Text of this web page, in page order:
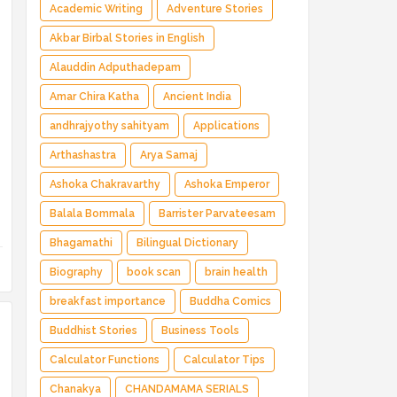
Magical Adventure ✅ Indian Fantasy ✅
Enchanted Kingdom ✅ Heroic Quest ✅ Fairy
Tale
Academic Writing Adventure Stories
Akbar Birbal Stories in English
Alauddin Adputhadepam
Amar Chira Katha Ancient India
andhrajyothy sahityam Applications
Arthashastra Arya Samaj
Ashoka Chakravarthy Ashoka Emperor
Balala Bommala Barrister Parvateesam
Bhagamathi Bilingual Dictionary
Biography book scan brain health
breakfast importance Buddha Comics
Buddhist Stories Business Tools
Calculator Functions Calculator Tips
Chanakya CHANDAMAMA SERIALS